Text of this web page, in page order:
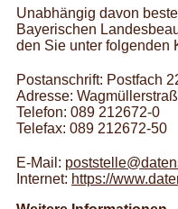
Unabhängig davon
Bayerischen
den Sie unter folgenden
Postanschrift: Postfach
Adresse:
Telefon: 089 212672-0
Telefax: 089 212672-50
E-Mail:
Internet: https://